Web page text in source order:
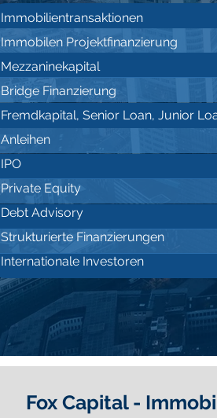
Immobilientransaktionen
Immobilen Projektfinanzierung
Mezzaninekapital
Bridge Finanzierung
Fremdkapital, Senior Loan, Junior
Anleihen
IPO
Private Equity
Debt Advisory
Strukturierte Finanzierungen
Internationale Investoren
Fox Capital -